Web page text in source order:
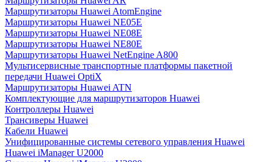
Маршрутизаторы Huawei AtomEngine
Маршрутизаторы Huawei NE05E
Маршрутизаторы Huawei NE08E
Маршрутизаторы Huawei NE80E
Маршрутизаторы Huawei NetEngine A800
Мультисервисные транспортные платформы пакетной
передачи Huawei OptiX
Маршрутизаторы Huawei ATN
Комплектующие для маршрутизаторов Huawei
Контроллеры Huawei
Трансиверы Huawei
Кабели Huawei
Унифицированные системы сетевого управления Huawei
Huawei iManager U2000